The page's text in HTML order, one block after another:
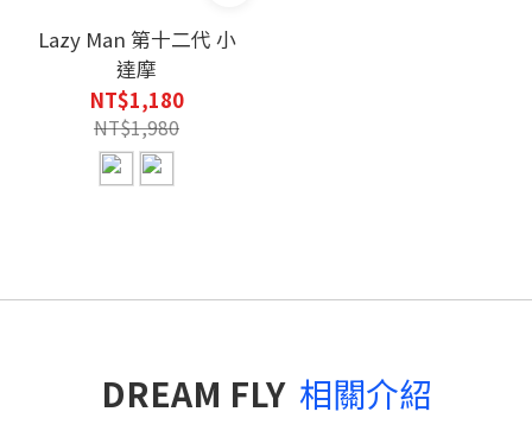
Lazy Man 第十二代 小
達摩
NT$1,180
NT$1,980
DREAM FLY 相關介紹